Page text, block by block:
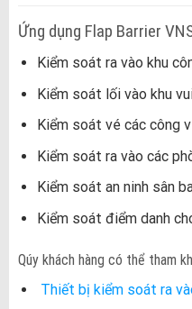
Ứng dụng Flap Barrier
Kiểm soát ra vào khu
Kiểm soát lối vào khu
Kiểm soát vé các công
Kiểm soát ra vào các
Kiểm soát an ninh sân
Kiểm soát điểm danh
Qúy khách hàng có thể tham
Thiết bị kiểm soát ra